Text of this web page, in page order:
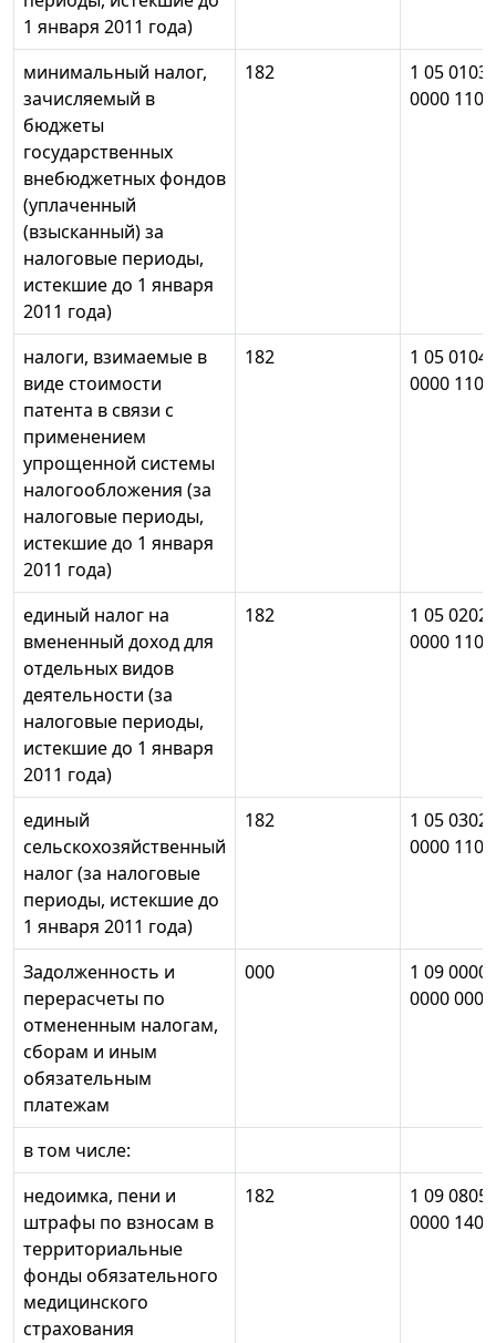
1 января 2011 года)
минимальный налог,
зачисляемый в
бюджеты
государственных
внебюджетных фондов
(уплаченный
(взысканный) за
налоговые периоды,
истекшие до 1 января
2011 года)
182
1 05
0000 110
налоги, взимаемые в
виде стоимости
патента в связи с
применением
упрощенной системы
налогообложения (за
налоговые периоды,
истекшие до 1 января
2011 года)
182
1 05
0000 110
единый налог на
вмененный доход для
отдельных видов
деятельности (за
налоговые периоды,
истекшие до 1 января
2011 года)
182
1 05
0000 110
единый
сельскохозяйственный
налог (за налоговые
периоды, истекшие до
1 января 2011 года)
182
1 05
0000 110
Задолженность и
перерасчеты по
отмененным налогам,
сборам и иным
обязательным
платежам
000
1 09
0000 000
в том числе:
недоимка, пени и
штрафы по взносам в
территориальные
фонды обязательного
медицинского
страхования
182
1 09
0000 140